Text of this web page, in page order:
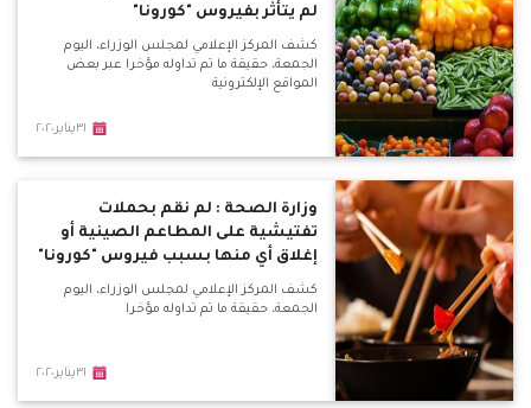
لم يتأثر بفيروس "كورونا"
كشف المركز الإعلامي لمجلس الوزراء، اليوم
الجمعة، حقيقة ما تم تداوله مؤخرا عبر بعض
المواقع الإلكترونية
٣١يناير٢٠٢٠
وزارة الصحة : لم نقم بحملات
تفتيشية على المطاعم الصينية أو
إغلاق أي منها بسبب فيروس "كورونا"
كشف المركز الإعلامي لمجلس الوزراء، اليوم
الجمعة، حقيقة ما تم تداوله مؤخرا
٣١يناير٢٠٢٠